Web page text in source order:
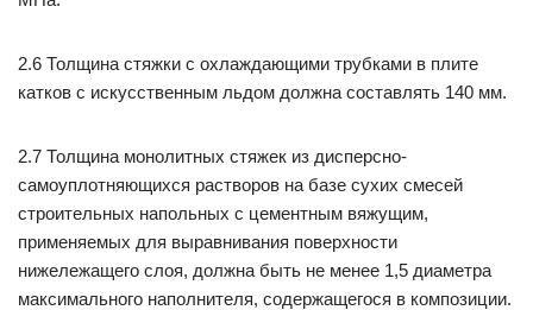
2.6 Толщина стяжки с охлаждающими трубками в плите
катков с искусственным льдом должна составлять 140 мм.
2.7 Толщина монолитных стяжек из дисперсно-
самоуплотняющихся растворов на базе сухих смесей
строительных напольных с цементным вяжущим,
применяемых для выравнивания поверхности
нижележащего слоя, должна быть не менее 1,5 диаметра
максимального наполнителя, содержащегося в композиции.